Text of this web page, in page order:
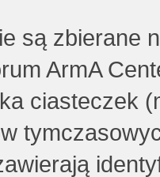
są zbierane
ArmA
ciasteczek